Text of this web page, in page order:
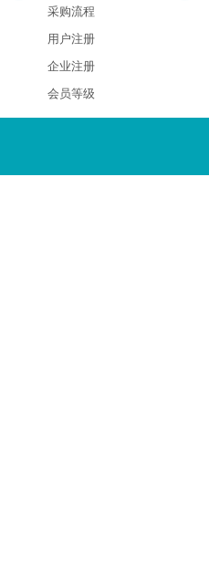
采购流程
用户注册
企业注册
会员等级